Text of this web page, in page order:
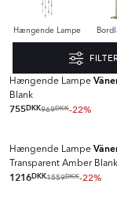
Hængende Lampe
Hængende Lampe
Blank
755DKK969DKK-22%
Hængende Lampe
Transparent Amber Blank
1216DKK1559DKK-22%